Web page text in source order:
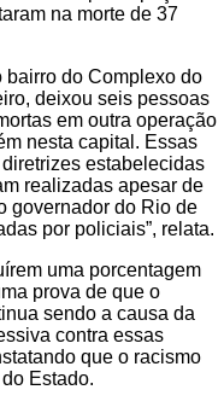
na morte de 37
bairro do Complexo do
deixou seis pessoas
em outra operação
nesta capital. Essas
estabelecidas
realizadas apesar de
governador do Rio de
por policiais”, relata.
uma porcentagem
prova de que o
sendo a causa da
contra essas
que o racismo
Estado.